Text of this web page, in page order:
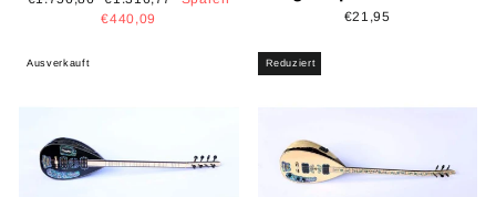
€440,09
€21,95
Ausverkauft Reduziert